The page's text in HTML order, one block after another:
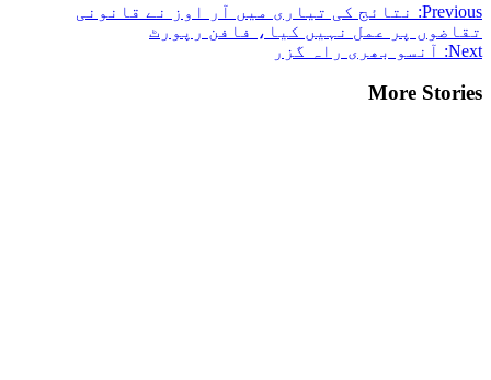
Previous:
نتائج کی تیاری میں آر اوز نے قانونی
تقاضوں پر عمل نہیں کیا، فافن رپورٹ
Next:
آنسو بھری راہ گزر
More Stories